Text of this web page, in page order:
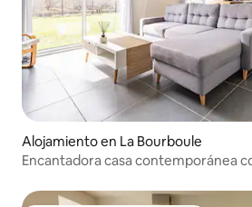
Alojamiento en La Bourboule
Encantadora casa contemporánea